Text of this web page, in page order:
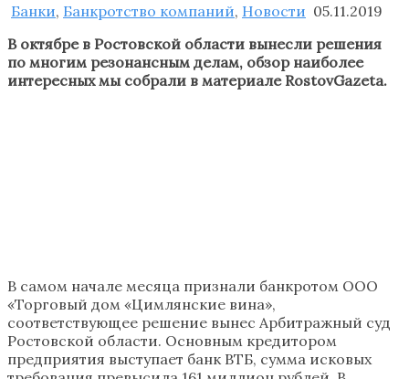
Банки, Банкротство компаний, Новости 05.11.2019
В октябре в Ростовской области вынесли решения
по многим резонансным делам, обзор наиболее
интересных мы собрали в материале RostovGazeta.
В самом начале месяца признали банкротом ООО
«Торговый дом «Цимлянские вина»,
соответствующее решение вынес Арбитражный суд
Ростовской области. Основным кредитором
предприятия выступает банк ВТБ, сумма исковых